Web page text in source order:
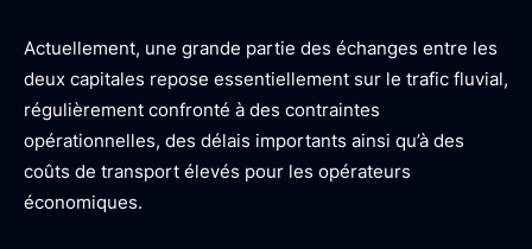
Actuellement, une grande partie des échanges entre les
deux capitales repose essentiellement sur le trafic fluvial,
régulièrement confronté à des contraintes
opérationnelles, des délais importants ainsi qu’à des
coûts de transport élevés pour les opérateurs
économiques.